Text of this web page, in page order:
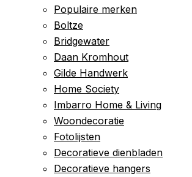
Populaire merken
Boltze
Bridgewater
Daan Kromhout
Gilde Handwerk
Home Society
Imbarro Home & Living
Woondecoratie
Fotolijsten
Decoratieve dienbladen
Decoratieve hangers